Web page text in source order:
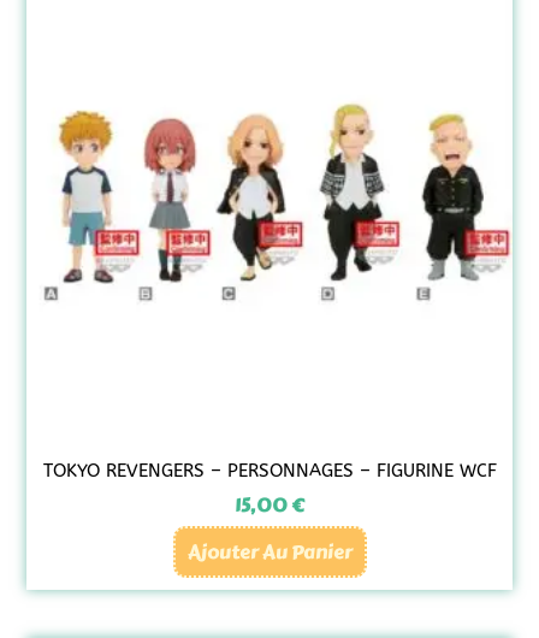
TOKYO REVENGERS – PERSONNAGES – FIGURINE WCF
15,00€
Ajouter Au Panier